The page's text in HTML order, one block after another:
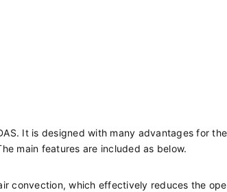
It is designed with many advantages for the
main features are included as below.
convection, which effectively reduces the